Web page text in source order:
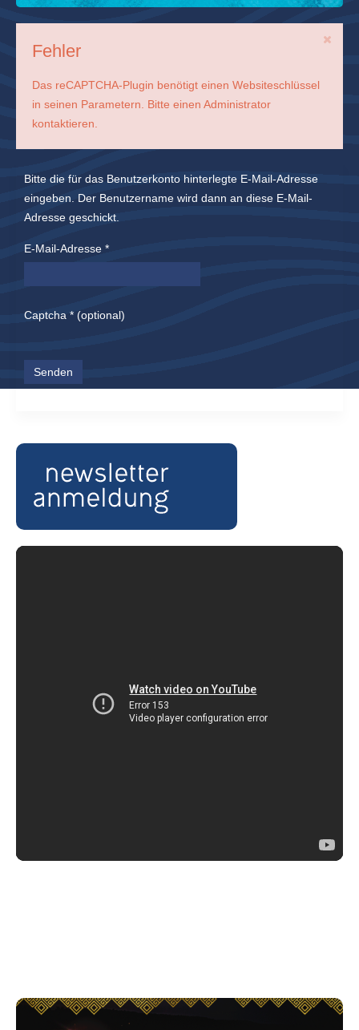
Fehler
Das reCAPTCHA-Plugin benötigt einen Websiteschlüssel
in seinen Parametern. Bitte einen Administrator
kontaktieren.
Bitte die für das Benutzerkonto hinterlegte E-Mail-Adresse
eingeben. Der Benutzername wird dann an diese E-Mail-
Adresse geschickt.
E-Mail-Adresse *
Captcha * (optional)
Senden